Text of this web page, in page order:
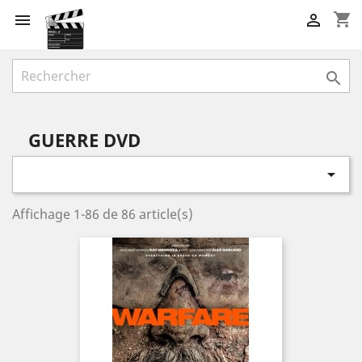
 shopping_cart


GUERRE DVD

Affichage 1-86 de 86 article(s)